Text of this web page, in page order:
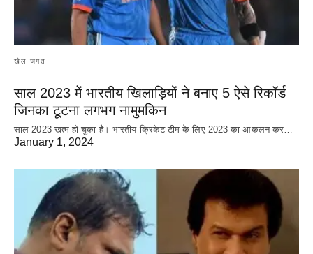
खेल जगत
साल 2023 में भारतीय खिलाड़ियों ने बनाए 5 ऐसे रिकॉर्ड
जिनका टूटना लगभग नामुमकिन
साल 2023 खत्म हो चुका है। भारतीय क्रिकेट‌ टीम के लिए 2023 का आकलन कर…
January 1, 2024